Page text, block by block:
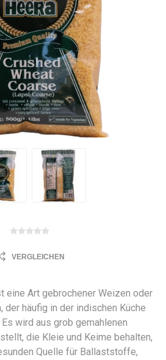
VERGLEICHEN
eine Art gebrochener Weizen oder
der häufig in der indischen Küche
wird aus grob gemahlenen
die Kleie und Keime behalten,
Quelle für Ballaststoffe,